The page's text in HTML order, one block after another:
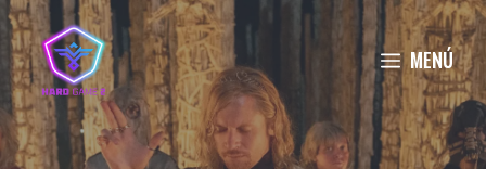
Saltar
al
contenido
MENÚ